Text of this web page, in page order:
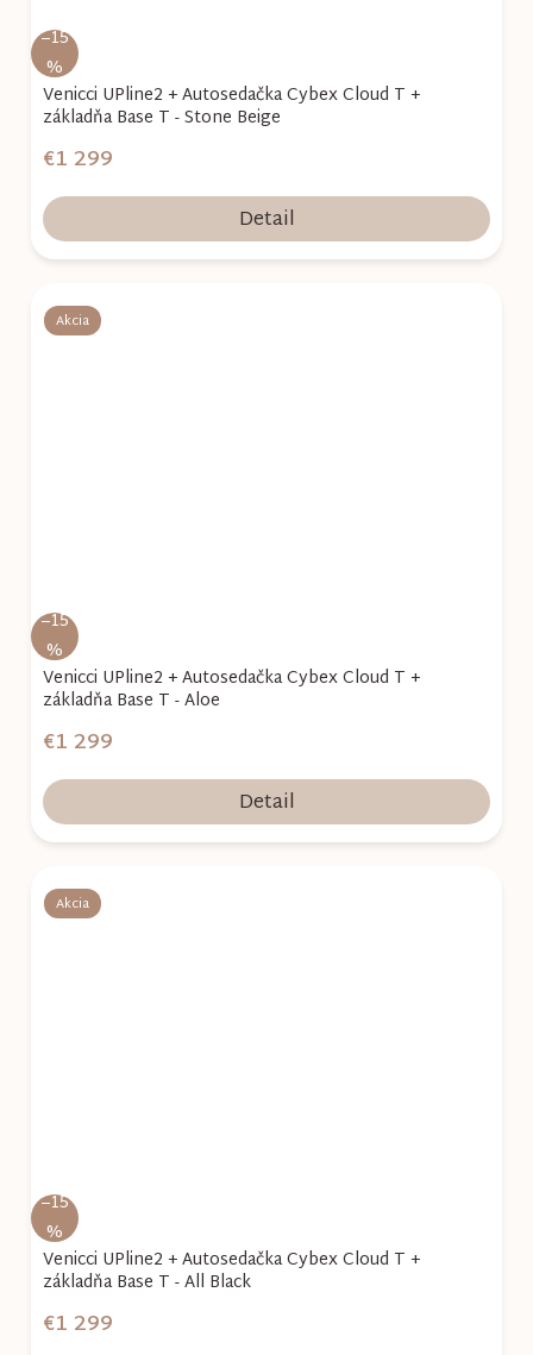
–15
%
Venicci UPline2 + Autosedačka Cybex Cloud T +
základňa Base T - Stone Beige
€1 299
Detail
Akcia
–15
%
Venicci UPline2 + Autosedačka Cybex Cloud T +
základňa Base T - Aloe
€1 299
Detail
Akcia
–15
%
Venicci UPline2 + Autosedačka Cybex Cloud T +
základňa Base T - All Black
€1 299